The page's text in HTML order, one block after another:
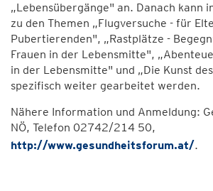
„Lebensübergänge" an. Danach kann
zu den Themen „Flugversuche - für
Pubertierenden", „Rastplätze -
Frauen in der Lebensmitte",
in der Lebensmitte" und „Die Kunst
spezifisch weiter gearbeitet werden.
Nähere Information und Anmeldung:
NÖ, Telefon 02742/214 50,
http://www.gesundheitsforum.at/.